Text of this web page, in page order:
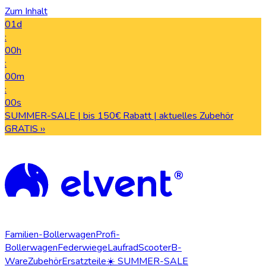
Zum Inhalt
01d
:
00h
:
00m
:
00s
SUMMER-SALE | bis 150€ Rabatt | aktuelles Zubehör
GRATIS ››
Familien-BollerwagenProfi-
BollerwagenFederwiegeLaufradScooterB-
WareZubehörErsatzteile☀️ SUMMER-SALE